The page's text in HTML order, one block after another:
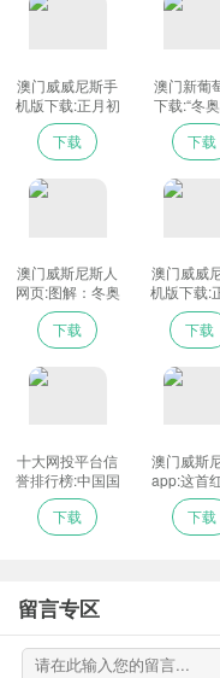
十大网投平台信誉排行
论如何，这是一份巨大的荣
作为一名3十大网投平
加的第五届或许也是最后
有一次空手而归，总共赢
哥华冬奥会和2014年索契
普林都立下了汗马功劳。
京追逐自己的第三枚奥运金
（文/北京冬奥组委官网
澳门威威尼斯手
机版下载:正月初
一至初三电影票
房达34.75亿元_
新闻中心
下载
澳门新葡
下载:“冬
时”之历史
待之声
下载
澳门威斯尼斯人
网页:图解：冬奥
喜逢中国年，祝
福海外来
下载
澳门威威
机版下载:
一至初三
房达34.75
新闻中
下载
十大网投平台信
誉排行榜:中国国
民党前主席洪秀
柱将应邀出席北
京冬奥会开幕式
下载
澳门威斯
app:这首
完就很热
揭秘：照
bgm打
下载
留言专区